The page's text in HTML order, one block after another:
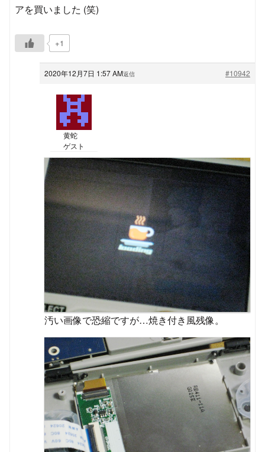
アを買いました (笑)
+1
2020年12月7日 1:57 AM #10942
返信
黄蛇
ゲスト
汚い画像で恐縮ですが…焼き付き風残像。